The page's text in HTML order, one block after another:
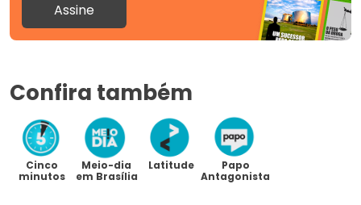
Assine
Confira também
Cinco
minutos
Meio-dia
em Brasília
Latitude
Papo
Antagonista